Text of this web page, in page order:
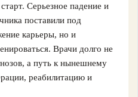
Серьезное падение и
поставили под
карьеры, но и
Врачи долго не
а путь к нынешнему
реабилитацию и